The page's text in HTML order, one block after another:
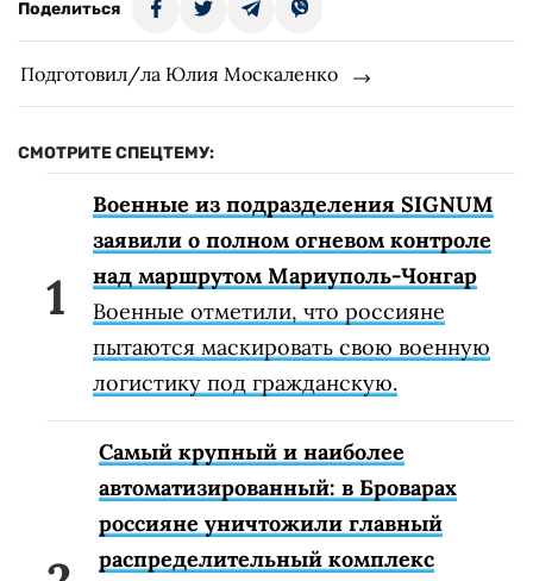
Поделиться
Подготовил/ла Юлия Москаленко
СМОТРИТЕ СПЕЦТЕМУ:
Военные из подразделения SIGNUM
заявили о полном огневом контроле
над маршрутом Мариуполь-Чонгар
Военные отметили, что россияне
пытаются маскировать свою военную
логистику под гражданскую.
Самый крупный и наиболее
автоматизированный: в Броварах
россияне уничтожили главный
распределительный комплекс